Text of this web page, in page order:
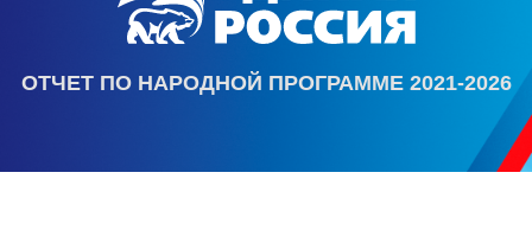
ОТЧЕТ ПО НАРОДНОЙ ПРОГРАММЕ 2021-2026